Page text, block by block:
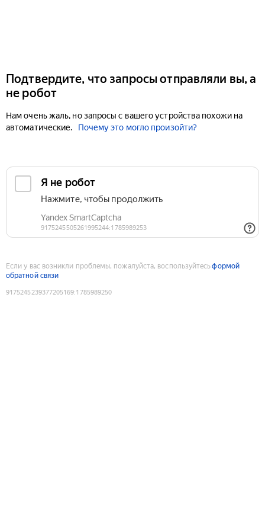
Подтвердите, что запросы отправляли вы, а
не робот
Нам очень жаль, но запросы с вашего устройства похожи на
автоматические.
Почему это могло произойти?
Если у вас возникли проблемы, пожалуйста, воспользуйтесьформой
обратной связи
9175245239377205169:1785989250